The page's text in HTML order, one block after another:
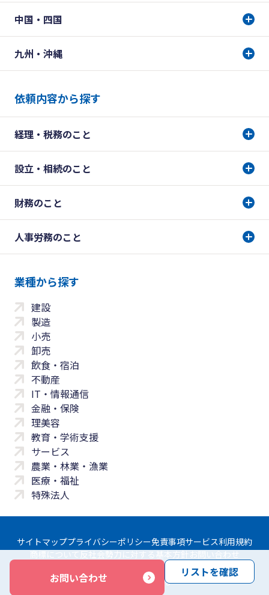
お問い合わせ リストを確認
中国・四国
九州・沖縄
依頼内容から探す
経理・税務のこと
設立・相続のこと
財務のこと
人事労務のこと
業種から探す
建設
製造
小売
卸売
飲食・宿泊
不動産
IT・情報通信
金融・保険
理美容
教育・学術支援
サービス
農業・林業・漁業
医療・福祉
特殊法人
サイトマッププライバシーポリシー免責事項サービス利用規約
商標について反社会勢力に対する基本方針お問い合わせ
Copyright © Yayoi Co., Ltd. All rights reserved.